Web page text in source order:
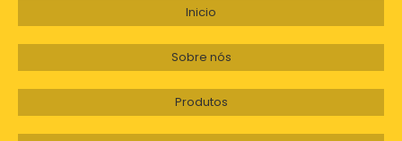
GUINDASTE LEGO
Inicio
Sobre nós
Produtos